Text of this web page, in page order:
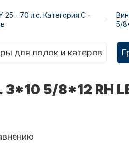
25 - 70 л.с. Категория C -
5/
для лодок и катеров
5/8*12 RH